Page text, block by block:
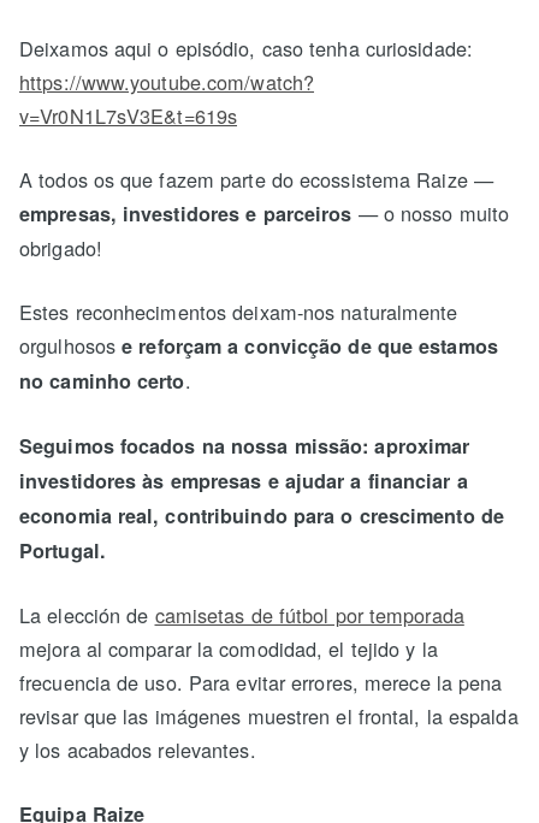
Deixamos aqui o episódio, caso tenha curiosidade:
https://www.youtube.com/watch?
v=Vr0N1L7sV3E&t=619s
A todos os que fazem parte do ecossistema Raize —
empresas, investidores e parceiros — o nosso muito
obrigado!
Estes reconhecimentos deixam-nos naturalmente
orgulhosose reforçam a convicção de que estamos
no caminho certo.
Seguimos focados na nossa missão: aproximar
investidores às empresas e ajudar a financiar a
economia real, contribuindo para o crescimento de
Portugal.
La elección de camisetas de fútbol por temporada
mejora al comparar la comodidad, el tejido y la
frecuencia de uso. Para evitar errores, merece la pena
revisar que las imágenes muestren el frontal, la espalda
y los acabados relevantes.
Equipa Raize